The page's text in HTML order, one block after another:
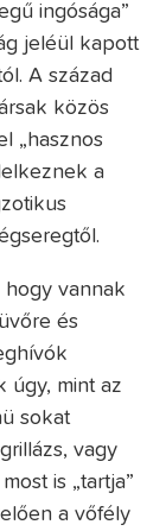
ingósága”
jeléül kapott
A század
közös
„hasznos
a
hogy vannak
és
úgy, mint az
sokat
vagy
is „tartja”
a vőfély